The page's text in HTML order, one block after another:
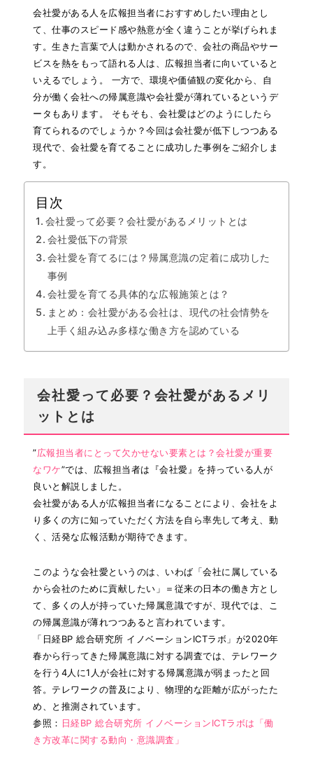
会社愛がある人を広報担当者におすすめしたい理由とし
て、仕事のスピード感や熱意が全く違うことが挙げられま
す。生きた言葉で人は動かされるので、会社の商品やサー
ビスを熱をもって語れる人は、広報担当者に向いていると
いえるでしょう。 一方で、環境や価値観の変化から、自
分が働く会社への帰属意識や会社愛が薄れているというデ
ータもあります。 そもそも、会社愛はどのようにしたら
育てられるのでしょうか？今回は会社愛が低下しつつある
現代で、会社愛を育てることに成功した事例をご紹介しま
す。
目次
会社愛って必要？会社愛があるメリットとは
会社愛低下の背景
会社愛を育てるには？帰属意識の定着に成功した
事例
会社愛を育てる具体的な広報施策とは？
まとめ：会社愛がある会社は、現代の社会情勢を
上手く組み込み多様な働き方を認めている
会社愛って必要？会社愛があるメリ
ットとは
”広報担当者にとって欠かせない要素とは？会社愛が重要
なワケ”では、広報担当者は『会社愛』を持っている人が
良いと解説しました。
会社愛がある人が広報担当者になることにより、会社をよ
り多くの方に知っていただく方法を自ら率先して考え、動
く、活発な広報活動が期待できます。
このような会社愛というのは、いわば「会社に属している
から会社のために貢献したい」＝従来の日本の働き方とし
て、多くの人が持っていた帰属意識ですが、現代では、こ
の帰属意識が薄れつつあると言われています。
「日経BP 総合研究所 イノベーションICTラボ」が2020年
春から行ってきた帰属意識に対する調査では、テレワーク
を行う4人に1人が会社に対する帰属意識が弱まったと回
答。テレワークの普及により、物理的な距離が広がったた
め、と推測されています。
参照： 日経BP 総合研究所 イノベーションICTラボは「働
き方改革に関する動向・意識調査」